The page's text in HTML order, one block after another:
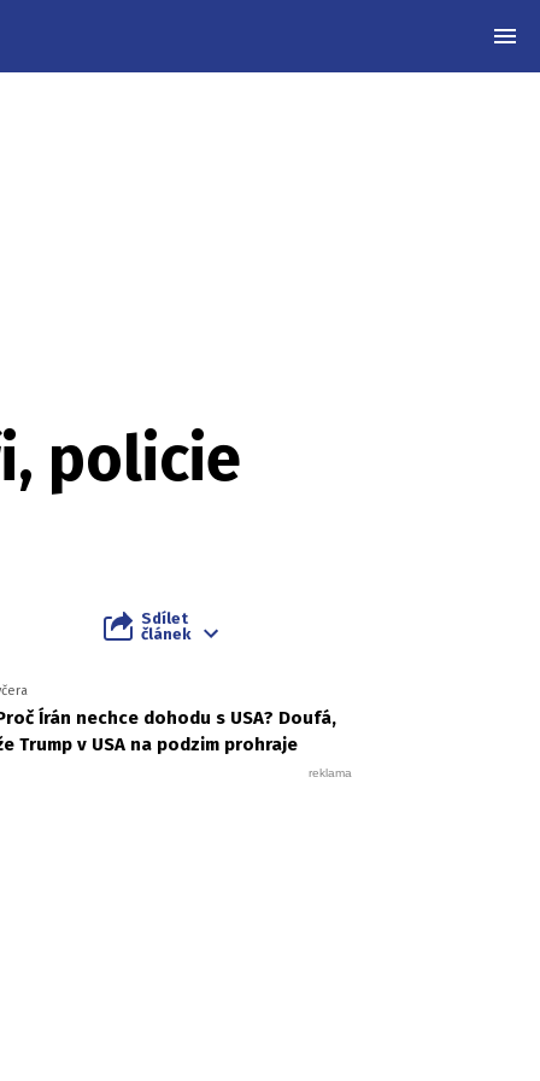
policie
Sdílet
článek
Írán nechce dohodu s USA? Doufá,
Trump v USA na podzim prohraje